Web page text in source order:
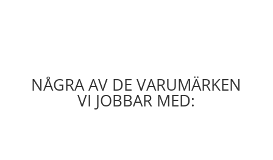
NÅGRA AV DE VARUMÄRKEN
VI JOBBAR MED: